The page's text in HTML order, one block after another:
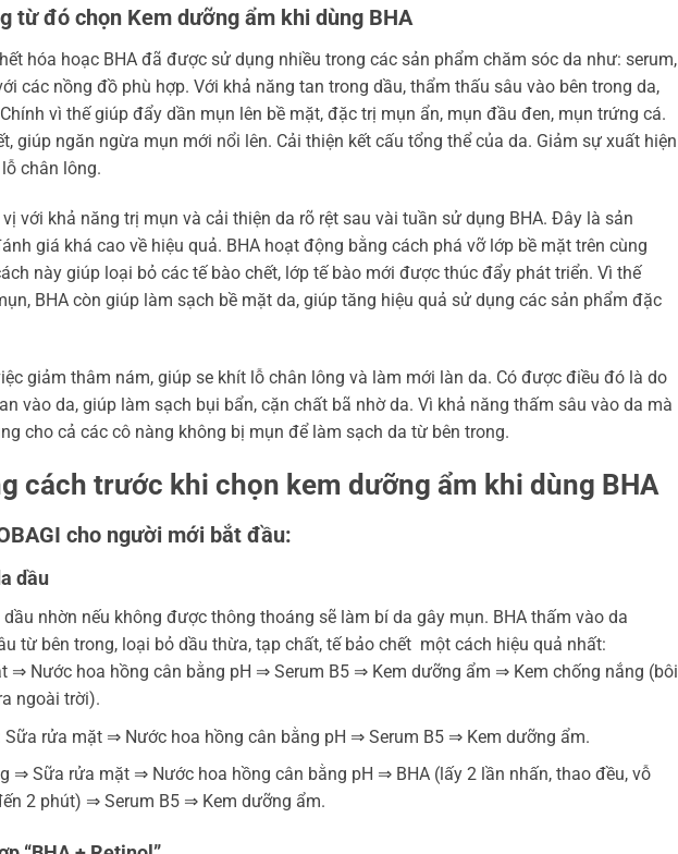
từ đó chọn Kem dưỡng ẩm khi dùng BHA
hóa hoạc BHA đã được sử dụng nhiều trong các sản phẩm chăm sóc da như: serum,
các nồng đồ phù hợp. Với khả năng tan trong dầu, thẩm thấu sâu vào bên trong da,
vì thế giúp đẩy dần mụn lên bề mặt, đặc trị mụn ẩn, mụn đầu đen, mụn trứng cá.
giúp ngăn ngừa mụn mới nổi lên. Cải thiện kết cấu tổng thể của da. Giảm sự xuất hiện
chân lông.
với khả năng trị mụn và cải thiện da rõ rệt sau vài tuần sử dụng BHA. Đây là sản
giá khá cao về hiệu quả. BHA hoạt động bằng cách phá vỡ lớp bề mặt trên cùng
này giúp loại bỏ các tế bào chết, lớp tế bào mới được thúc đẩy phát triển. Vì thế
BHA còn giúp làm sạch bề mặt da, giúp tăng hiệu quả sử dụng các sản phẩm đặc
giảm thâm nám, giúp se khít lỗ chân lông và làm mới làn da. Có được điều đó là do
vào da, giúp làm sạch bụi bẩn, cặn chất bã nhờ da. Vì khả năng thấm sâu vào da mà
cho cả các cô nàng không bị mụn để làm sạch da từ bên trong.
cách trước khi chọn kem dưỡng ẩm khi dùng BHA
cho người mới bắt đầu:
dầu
nhờn nếu không được thông thoáng sẽ làm bí da gây mụn. BHA thấm vào da
từ bên trong, loại bỏ dầu thừa, tạp chất, tế bảo chết một cách hiệu quả nhất:
⇒ Nước hoa hồng cân bằng pH ⇒ Serum B5 ⇒ Kem dưỡng ẩm ⇒ Kem chống nắng (bôi
ngoài trời).
Sữa rửa mặt ⇒ Nước hoa hồng cân bằng pH ⇒ Serum B5 ⇒ Kem dưỡng ẩm.
⇒ Sữa rửa mặt ⇒ Nước hoa hồng cân bằng pH ⇒ BHA (lấy 2 lần nhấn, thao đều, vỗ
2 phút) ⇒ Serum B5 ⇒ Kem dưỡng ẩm.